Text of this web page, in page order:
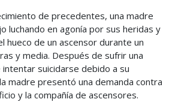
de precedentes, una madre
luchando en agonía por sus heridas y
hueco de un ascensor durante un
y media. Después de sufrir una
suicidarse debido a su
madre presentó una demanda contra
y la compañía de ascensores.